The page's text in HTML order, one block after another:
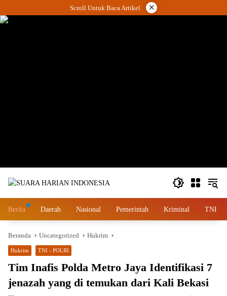
ke
Scroll Untuk Baca Artikel ×
Berita Daerah Nasional Pemerintah Kriminal TNI –
Beranda Uncategorized Hukrim
Hukrim TNI - POLRI
Tim Inafis Polda Metro Jaya Identifikasi 7
jenazah yang di temukan dari Kali Bekasi